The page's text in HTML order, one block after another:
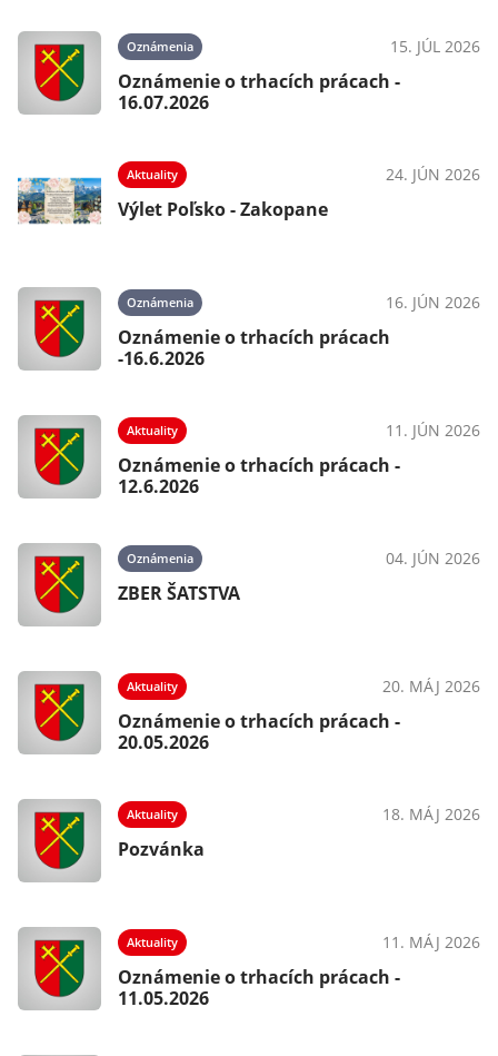
Oznámenia 15. JÚL 2026
Oznámenie o trhacích prácach -
16.07.2026
Aktuality 24. JÚN 2026
Výlet Poľsko - Zakopane
Oznámenia 16. JÚN 2026
Oznámenie o trhacích prácach
-16.6.2026
Aktuality 11. JÚN 2026
Oznámenie o trhacích prácach -
12.6.2026
Oznámenia 04. JÚN 2026
ZBER ŠATSTVA
Aktuality 20. MÁJ 2026
Oznámenie o trhacích prácach -
20.05.2026
Aktuality 18. MÁJ 2026
Pozvánka
Aktuality 11. MÁJ 2026
Oznámenie o trhacích prácach -
11.05.2026